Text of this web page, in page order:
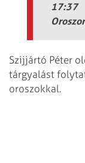
Szijjártó Péter
tárgyalást
oroszokkal.